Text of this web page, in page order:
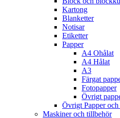
Kartong
Blanketter
Notisar
Etiketter
Papper
A4 Ohålat
A4 Hålat
A3
Färgat
Fotopapper
Övrigt
Övrigt Papper
Maskiner och tillbehör